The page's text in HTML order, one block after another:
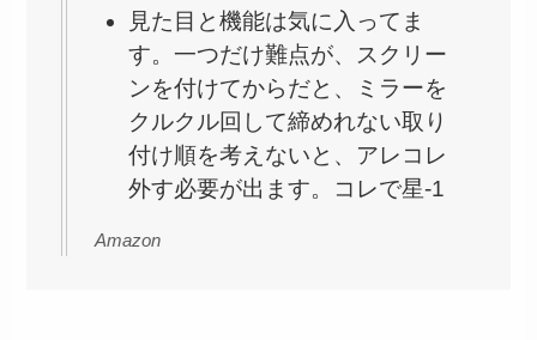
見た目と機能は気に入ってま
す。一つだけ難点が、スクリー
ンを付けてからだと、ミラーを
クルクル回して締めれない取り
付け順を考えないと、アレコレ
外す必要が出ます。コレで星-1
Amazon